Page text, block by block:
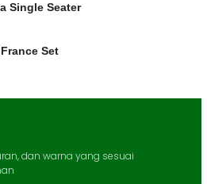
Single Seater
France Set
dan warna yang sesuai